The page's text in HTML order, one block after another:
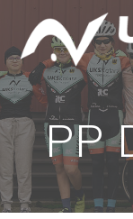
PP